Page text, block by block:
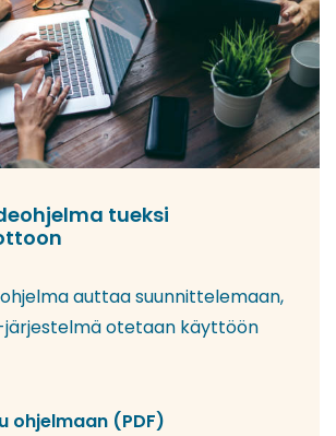
tueksi
auttaa suunnittelemaan,
järjestelmä otetaan käyttöön
ohjelmaan (PDF)